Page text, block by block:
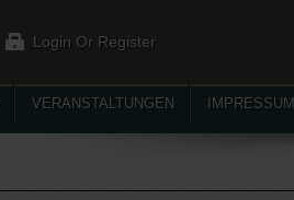
Login Or Register
VERANSTALTUNGEN IMPRESSUM